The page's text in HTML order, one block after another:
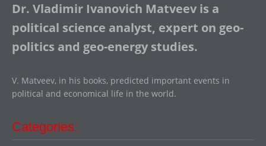
Dr. Vladimir Ivanovich Matveev is a
political science analyst, expert on geo-
politics and geo-energy studies.
V. Matveev, in his books, predicted important events in
political and economical life in the world.
Categories: